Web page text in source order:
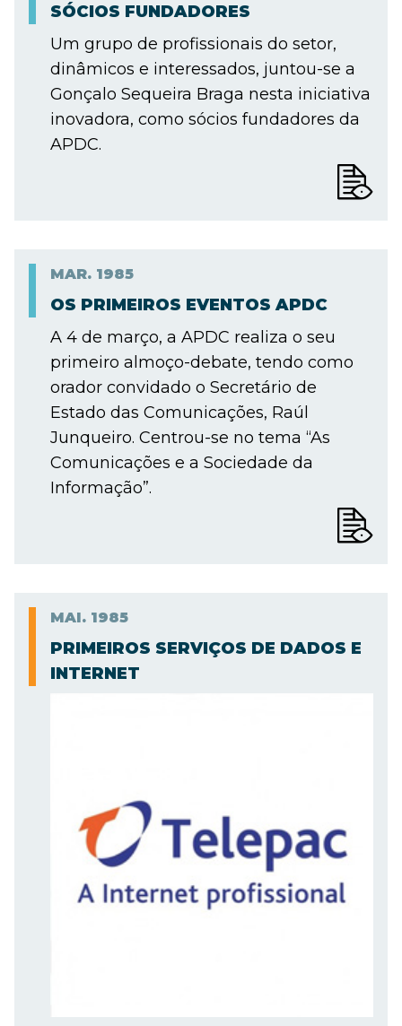
SÓCIOS FUNDADORES
Um grupo de profissionais do setor,
dinâmicos e interessados, juntou-se a
Gonçalo Sequeira Braga nesta iniciativa
inovadora, como sócios fundadores da
APDC.
MAR. 1985
OS PRIMEIROS EVENTOS APDC
A 4 de março, a APDC realiza o seu
primeiro almoço-debate, tendo como
orador convidado o Secretário de
Estado das Comunicações, Raúl
Junqueiro. Centrou-se no tema “As
Comunicações e a Sociedade da
Informação”.
MAI. 1985
PRIMEIROS SERVIÇOS DE DADOS E
INTERNET